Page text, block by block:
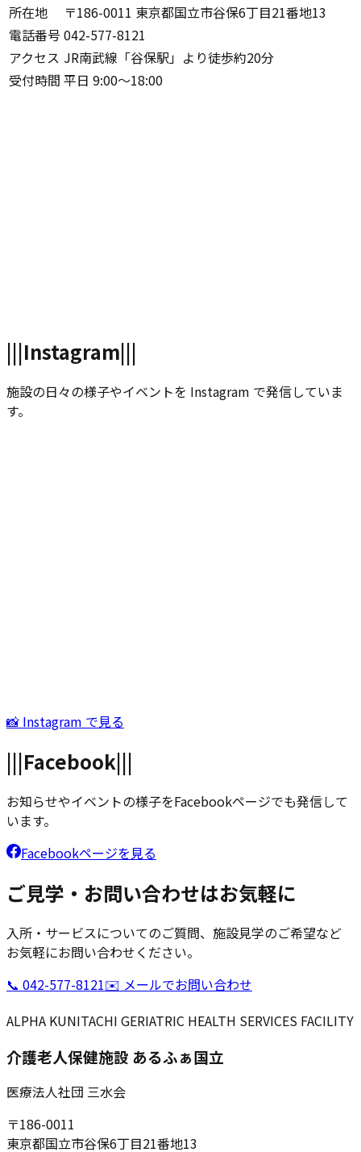
所在地
〒186-0011 東京都国立市谷保6丁目21番地13
電話番号042-577-8121
アクセス JR南武線「谷保駅」より徒歩約20分
受付時間 平日 9:00〜18:00
|||Instagram|||
施設の日々の様子やイベントを Instagram で発信していま
す。
📸 Instagram で見る
|||Facebook|||
お知らせやイベントの様子をFacebookページでも発信して
います。
Facebookページを見る
ご見学・お問い合わせはお気軽に
入所・サービスについてのご質問、施設見学のご希望など
お気軽にお問い合わせください。
📞 042-577-8121✉️ メールでお問い合わせ
ALPHA KUNITACHI GERIATRIC HEALTH SERVICES FACILITY
介護老人保健施設 あるふぁ国立
医療法人社団 三水会
〒186-0011
東京都国立市谷保6丁目21番地13